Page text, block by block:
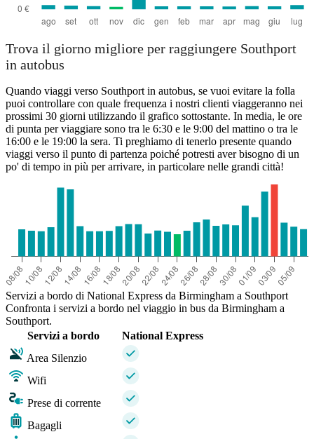
Trova il giorno migliore per raggiungere Southport
in autobus
Quando viaggi verso Southport in autobus, se vuoi evitare la folla
puoi controllare con quale frequenza i nostri clienti viaggeranno nei
prossimi 30 giorni utilizzando il grafico sottostante. In media, le ore
di punta per viaggiare sono tra le 6:30 e le 9:00 del mattino o tra le
16:00 e le 19:00 la sera. Ti preghiamo di tenerlo presente quando
viaggi verso il punto di partenza poiché potresti aver bisogno di un
po' di tempo in più per arrivare, in particolare nelle grandi città!
Servizi a bordo di National Express da Birmingham a Southport
Confronta i servizi a bordo nel viaggio in bus da Birmingham a
Southport.
Servizi a bordo
National Express
Area Silenzio
Wifi
Prese di corrente
Bagagli